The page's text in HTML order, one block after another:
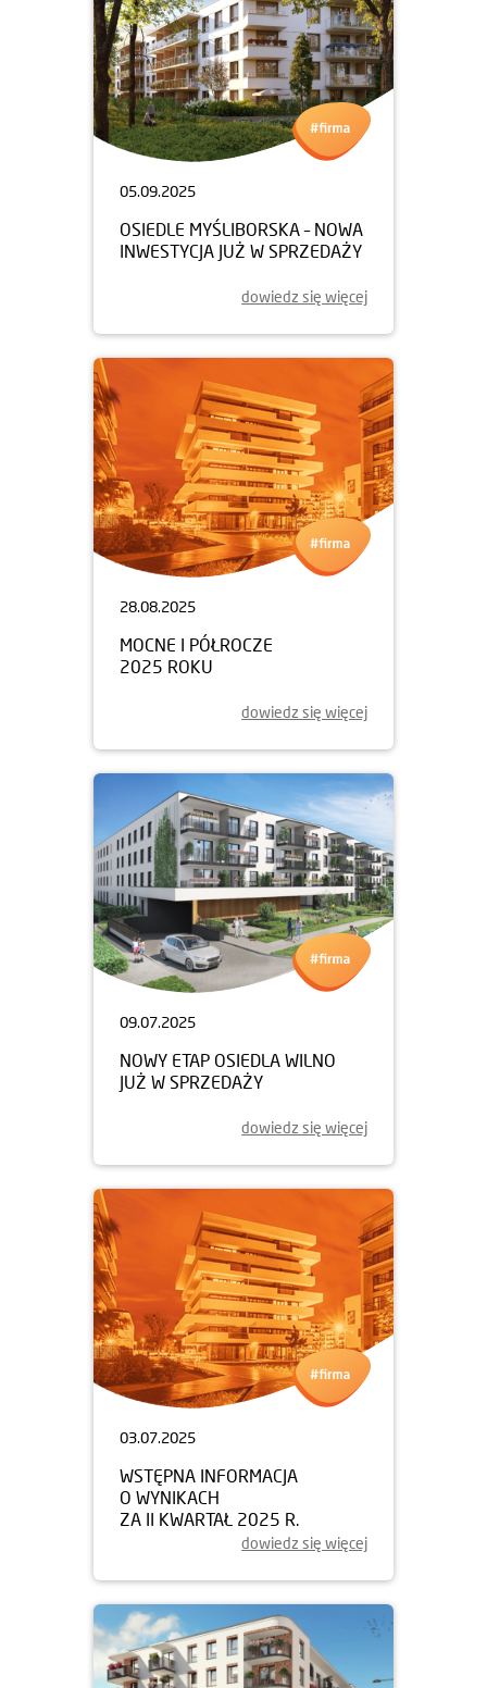
05.09.2025
OSIEDLE MYŚLIBORSKA – NOWA
INWESTYCJA JUŻ W SPRZEDAŻY
dowiedz się więcej
28.08.2025
MOCNE I PÓŁROCZE
2025 ROKU
dowiedz się więcej
09.07.2025
NOWY ETAP OSIEDLA WILNO
JUŻ W SPRZEDAŻY
dowiedz się więcej
03.07.2025
WSTĘPNA INFORMACJA
O WYNIKACH
ZA II KWARTAŁ 2025 R.
dowiedz się więcej